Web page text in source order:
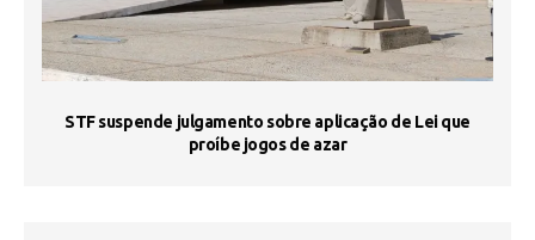
STF suspende julgamento sobre aplicação de Lei que
proíbe jogos de azar